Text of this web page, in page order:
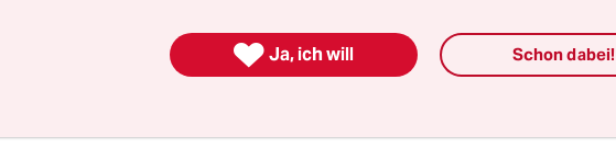
Den brauchen wir Menschen und viele Tiere, um atmen zu
Atmosphäre ist also wie eine Art Schutzschicht für uns.
 Ja, ich will Schon dabei!